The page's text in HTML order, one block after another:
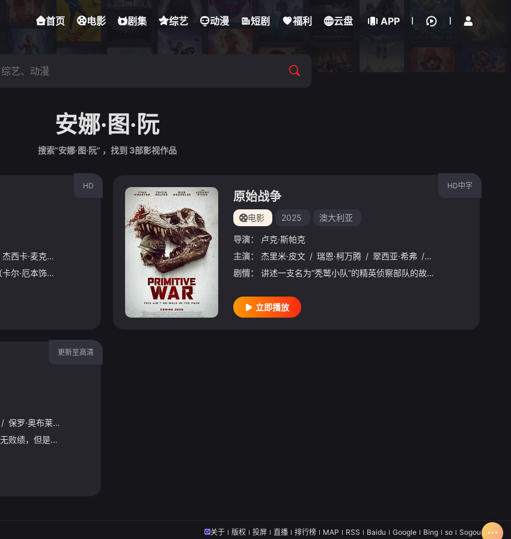
首页 电影 剧集 综艺 动漫 短剧 福利 云盘 APP
安娜·图·阮
搜索"安娜·图·阮" ，找到 3部影视作品
HD
杰西卡·麦克娜美 林路迪 / 麦卡德·布鲁克斯 塔蒂·加布里埃 / 刘易斯·陈 / 达蒙·海瑞曼 / 黄经汉 /
过气好莱坞演员强尼·凯奇（卡尔·厄本饰）被意外选中，加入一场决定地球命运的真人快打。吉塔娜（阿德莱恩·鲁道夫饰）、刀锋索尼娅（杰西卡·麦克娜美饰）、卡诺（约什·劳森饰）、刘康（林路迪饰）、贾克斯（
HD中字
原始战争
电影 2025 澳大利亚
导演：
卢克·斯帕克
主演：
杰里米·皮文 / 瑞恩·柯万腾 / 翠西亚·希弗 / 尼克·维切斯勒
剧情：
讲述一支名为“秃鹫小队”的精英侦察部队的故事。1968年，正值越南战争最激烈的时期，他们被派往一个偏僻的丛林，寻找失踪的绿色贝雷帽排。他们很快发现丛林里有一些其它生物。
立即播放
更新至高清
/ 保罗·奥布莱恩
布拉德是一名超级国际特工，从无败绩，但是他厌倦了打打杀杀的生活，希望回归普通人的世界过上“正常”日子。一次偶然事件中，他邂逅了美丽活泼的女兽医维罗妮卡并一见钟情。布拉德尝试退出间谍生涯并积极尝试和
关于 版权 投屏 直播 排行榜 MAP RSS Baidu Google Bing so Sogou SM